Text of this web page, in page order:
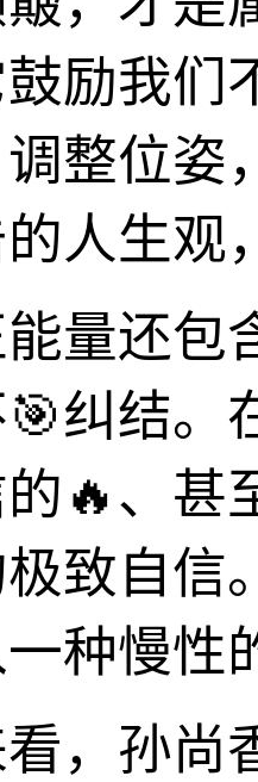
励我们
整位姿
人生观
量还包
纠结。
🔥、甚
致自信
种慢性
，孙尚